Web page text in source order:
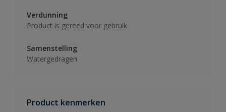
Verdunning
Product is gereed voor gebruik
Samenstelling
Watergedragen
Product kenmerken